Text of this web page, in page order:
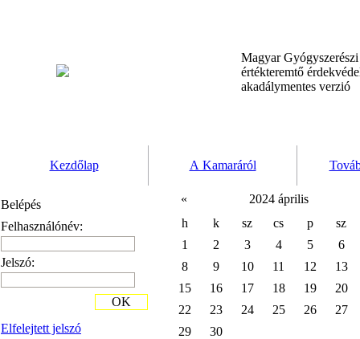
Magyar
értékteremtő
akadálymentes verzió
Kezdőlap A Kamaráról
Belépés
Felhasználónév:
Jelszó:
Elfelejtett jelszó
OK
«
2024 április
h
k sz cs p
sz
1
2 3 4 5
6
8
9 10 11 12
13
15
16 17 18 19
20
22
23 24 25 26
27
29
30